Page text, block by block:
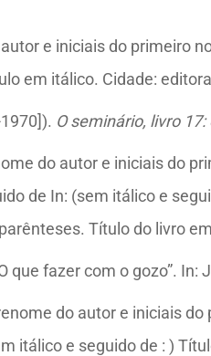
e iniciais do primeiro
em itálico. Cidade:
O seminário, livro
do autor e iniciais do
de In: (sem itálico e
Título do livro
que fazer com o gozo”.
do autor e iniciais
itálico e seguido de : )